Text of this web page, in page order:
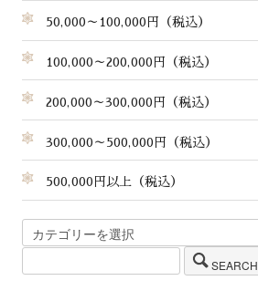
50,000～100,000円（税込）
100,000～200,000円（税込）
200,000～300,000円（税込）
300,000～500,000円（税込）
500,000円以上（税込）
SEARCH